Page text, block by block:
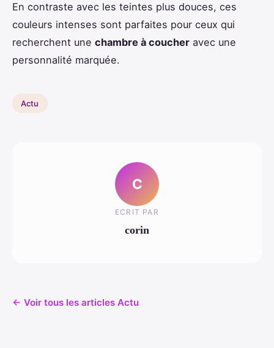
En contraste avec les teintes plus douces, ces
couleurs intenses sont parfaites pour ceux qui
recherchent une chambre à coucher avec une
personnalité marquée.
Actu
C
ECRIT PAR
corin
← Voir tous les articles Actu